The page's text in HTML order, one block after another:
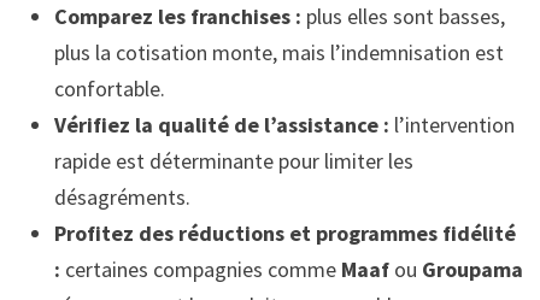
Comparez les franchises : plus elles sont basses,
plus la cotisation monte, mais l’indemnisation est
confortable.
Vérifiez la qualité de l’assistance : l’intervention
rapide est déterminante pour limiter les
désagréments.
Profitez des réductions et programmes fidélité
: certaines compagnies comme Maafou Groupama